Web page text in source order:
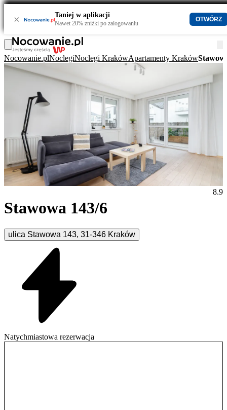
× Taniej w aplikacji
Nawet 20% zniżki po zalogowaniu
OTWÓRZ
Nocowanie.plNoclegiNoclegi KrakówApartamenty Kraków
Stawowa 143/6
ulica Stawowa 143, 31-346 Kraków
8.9
Natychmiastowa rezerwacja